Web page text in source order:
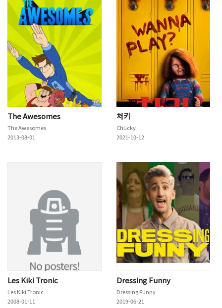
The Awesomes
The Awesomes
2013-08-01
처키
Chucky
2021-10-12
Les Kiki Tronic
Les Kiki Tronic
2008-01-11
Dressing Funny
Dressing Funny
2019-06-21